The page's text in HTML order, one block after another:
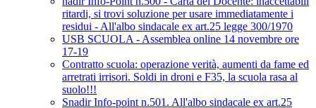
ritardi, si trovi soluzione per usare immediatamente i
residui - All'albo sindacale ex art.25 legge 300/1970
USB SCUOLA - Assemblea online 14 novembre ore
17-19
Contratto scuola: operazione verità, aumenti da fame ed
arretrati irrisori. Soldi in droni e F35, la scuola rasa al
suolo!!!
Snadir Info-point n.501. All'albo sindacale ex art.25